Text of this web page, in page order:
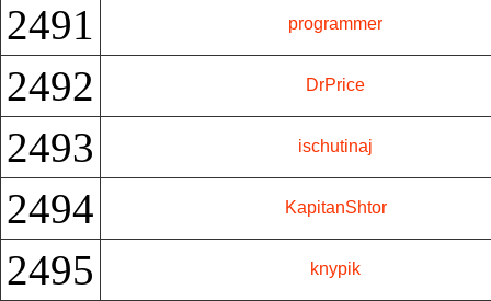
2491 programmer
2492 DrPrice
2493 ischutinaj
2494 KapitanShtor
2495 knypik